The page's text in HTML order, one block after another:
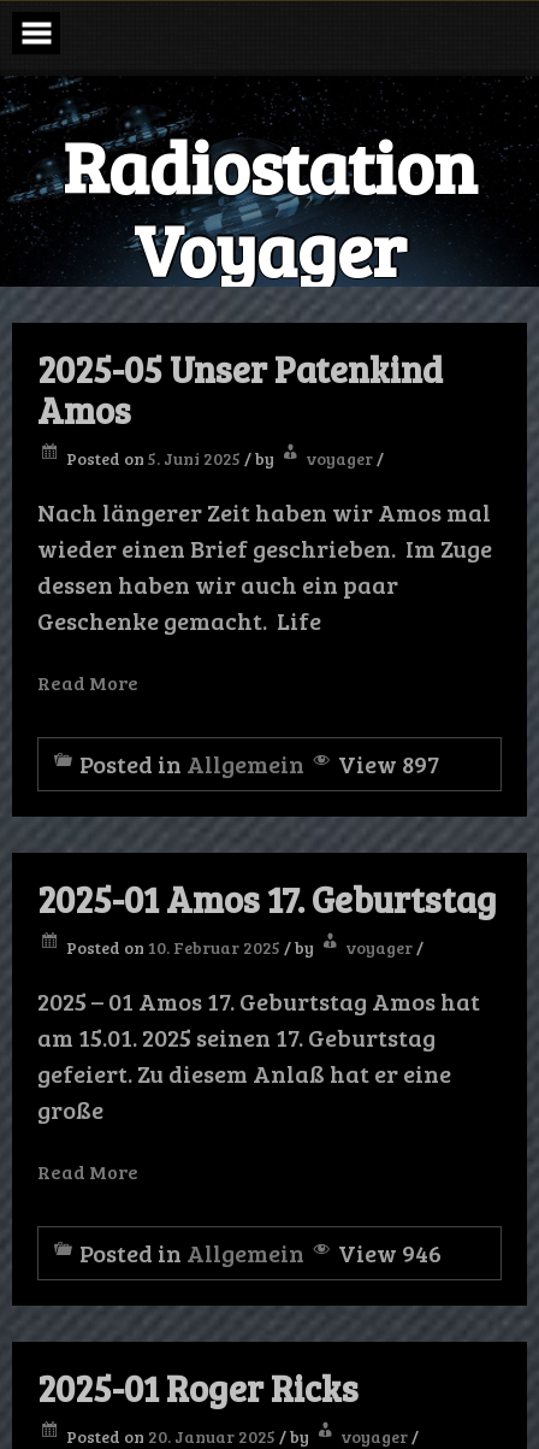
Skip
content
Radiostation
Voyager
The Sound of the Galaxy
News
2025-05 Unser Patenkind
Amos
Posted on 5. Juni 2025 /by voyager/
Nach längerer Zeit haben wir Amos mal
wieder einen Brief geschrieben. Im Zuge
dessen haben wir auch ein paar
Geschenke gemacht. Life
Read More
Posted in Allgemein View 897
2025-01 Amos 17. Geburtstag
Posted on 10. Februar 2025 /by voyager/
2025 – 01 Amos 17. Geburtstag​ Amos hat
am 15.01. 2025 seinen 17. Geburtstag
gefeiert. Zu diesem Anlaß hat er eine
große
Read More
Posted in Allgemein View 946
2025-01 Roger Ricks
Posted on 20. Januar 2025 /by voyager/